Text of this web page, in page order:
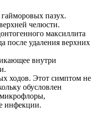
пазух.
челюсти.
максиллита
после удаления верхних
внутри
ходов. Этот симптом не
обусловлен
инфекции.